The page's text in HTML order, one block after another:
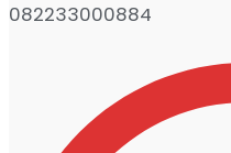
082233000884